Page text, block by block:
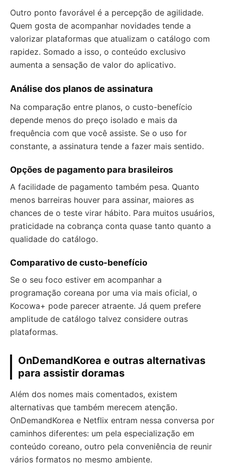
Outro ponto favorável é a percepção de agilidade.
Quem gosta de acompanhar novidades tende a
valorizar plataformas que atualizam o catálogo com
rapidez. Somado a isso, o conteúdo exclusivo
aumenta a sensação de valor do aplicativo.
Análise dos planos de assinatura
Na comparação entre planos, o custo-benefício
depende menos do preço isolado e mais da
frequência com que você assiste. Se o uso for
constante, a assinatura tende a fazer mais sentido.
Opções de pagamento para brasileiros
A facilidade de pagamento também pesa. Quanto
menos barreiras houver para assinar, maiores as
chances de o teste virar hábito. Para muitos usuários,
praticidade na cobrança conta quase tanto quanto a
qualidade do catálogo.
Comparativo de custo-benefício
Se o seu foco estiver em acompanhar a
programação coreana por uma via mais oficial, o
Kocowa+ pode parecer atraente. Já quem prefere
amplitude de catálogo talvez considere outras
plataformas.
OnDemandKorea e outras alternativas
para assistir doramas
Além dos nomes mais comentados, existem
alternativas que também merecem atenção.
OnDemandKorea e Netflix entram nessa conversa por
caminhos diferentes: um pela especialização em
conteúdo coreano, outro pela conveniência de reunir
vários formatos no mesmo ambiente.